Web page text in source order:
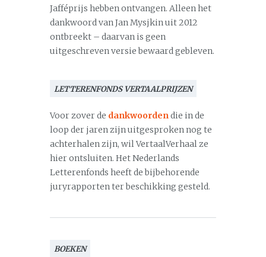
Jafféprijs hebben ontvangen. Alleen het
dankwoord van Jan Mysjkin uit 2012
ontbreekt – daarvan is geen
uitgeschreven versie bewaard gebleven.
LETTERENFONDS VERTAALPRIJZEN
Voor zover de dankwoordendie in de
loop der jaren zijn uitgesproken nog te
achterhalen zijn, wil VertaalVerhaal ze
hier ontsluiten. Het Nederlands
Letterenfonds heeft de bijbehorende
juryrapporten ter beschikking gesteld.
BOEKEN